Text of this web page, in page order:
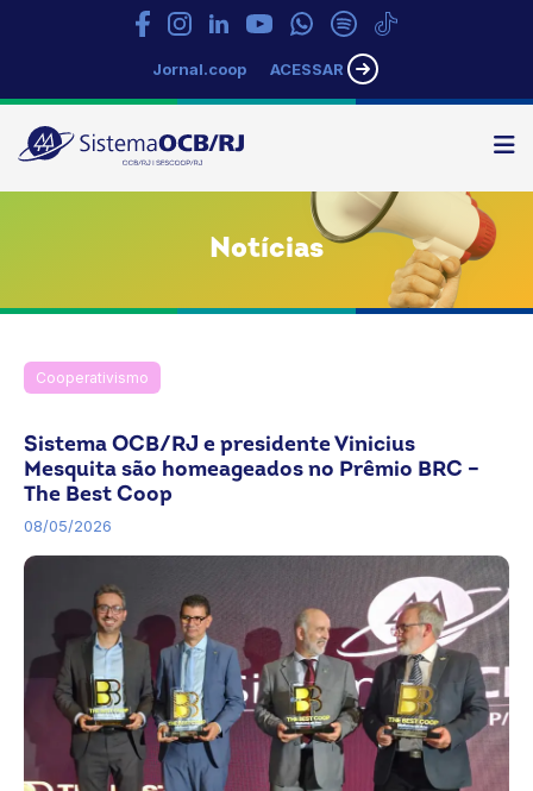
Jornal.coop ACESSAR
Sistema
OCB/RJ
Notícias
Cooperativismo
Sistema OCB/RJ e presidente Vinicius
Mesquita são homeageados no Prêmio BRC –
The Best Coop
08/05/2026